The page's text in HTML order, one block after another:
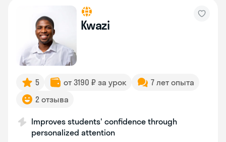
Kwazi
5 от 3190 ₽ за урок
7 лет опыта
2 отзыва
Improves students' confidence through
personalized attention